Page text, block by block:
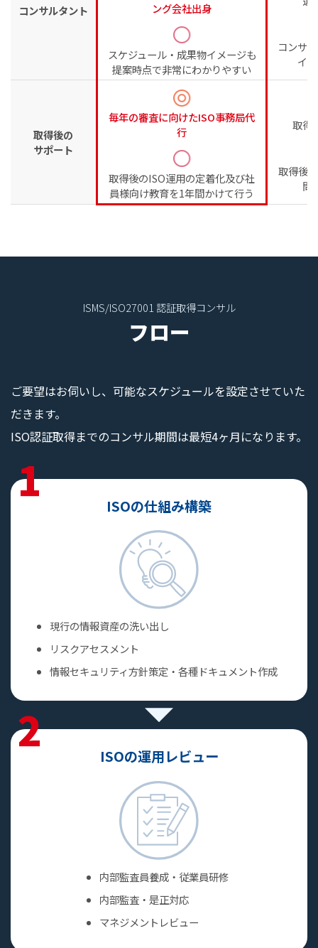
コンサルタント
ング会社出身
スケジュール・成果物イメージも
提案時点で非常にわかりやすい
コンサ
イ
取得後の
サポート
毎年の審査に向けたISO事務局代
行
取得後のISO運用の定着化及び社
員様向け教育を1年間かけて行う
取得
取得後
問
ISMS/ISO27001 認証取得コンサル
フロー
ご要望はお伺いし、可能なスケジュールを設定させていた
だきます。
ISO認証取得までのコンサル期間は最短4ヶ月になります。
1 ISOの仕組み構築
現行の情報資産の洗い出し
リスクアセスメント
情報セキュリティ方針策定・各種ドキュメント作成
2 ISOの運用レビュー
内部監査員養成・従業員研修
内部監査・是正対応
マネジメントレビュー